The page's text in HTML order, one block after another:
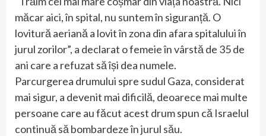
măcar aici, în spital, nu suntem în siguranță. O
lovitură aeriană a lovit în zona din afara spitalului în
jurul zorilor”, a declarat o femeie în vârstă de 35 de
ani care a refuzat să își dea numele.
Parcurgerea drumului spre sudul Gaza, considerat
mai sigur, a devenit mai dificilă, deoarece mai multe
persoane care au făcut acest drum spun că Israelul
continuă să bombardeze în jurul său.